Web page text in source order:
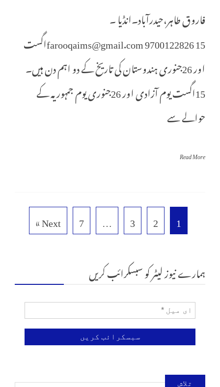
فاروق طاہر،حیدرآباد۔انڈیا ۔
farooqaims@gmail.com 9700122826 15اگست
اور 26جنوری ہندوستان کی تاریخ کے دو اہم دن ہیں۔
15اگست یوم آزادی اور 26جنوری یوم جمہوریہ کے
حوالے سے
Read More
1
2
3
…
7
Next »
ہمارے نیوز لیٹر کو سبسکرائب کریں